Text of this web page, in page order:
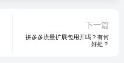
下一篇
拼多多流量扩展包用开吗？有何
好处？